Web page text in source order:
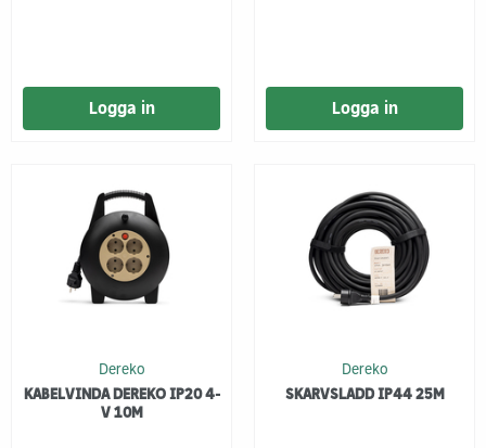
Logga in Logga in
Dereko
KABELVINDA DEREKO IP20 4-
V 10M
Dereko
SKARVSLADD IP44 25M